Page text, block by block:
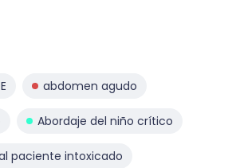
abdomen agudo
Abordaje del niño crítico
paciente intoxicado